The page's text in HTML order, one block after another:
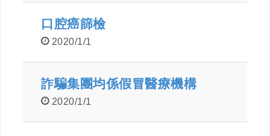
口腔癌篩檢
2020/1/1
詐騙集團均係假冒醫療機構
2020/1/1